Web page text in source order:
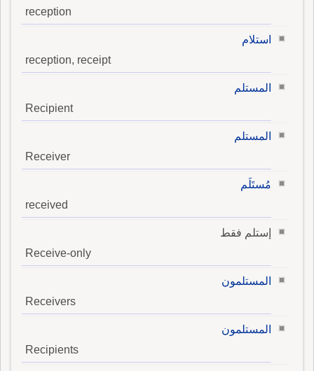
reception
استلام
reception, receipt
المستلم
Recipient
المستلم
Receiver
مُستَلَم
received
إستلم فقط
Receive-only
المستلمون
Receivers
المستلمون
Recipients